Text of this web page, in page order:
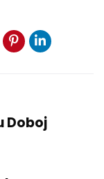
Doboj